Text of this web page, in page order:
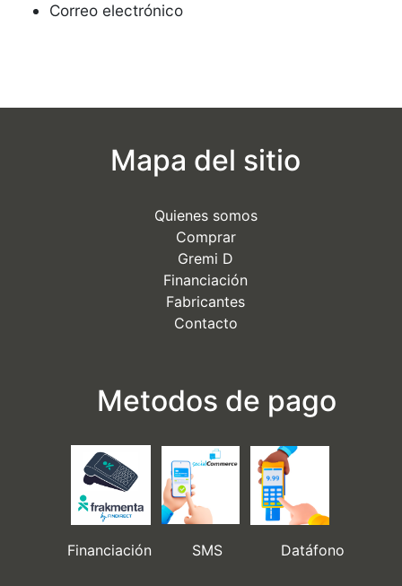
Correo electrónico
Mapa del sitio
Quienes somos
Comprar
Gremi D
Financiación
Fabricantes
Contacto
Metodos de pago
Financiación SMS Datáfono